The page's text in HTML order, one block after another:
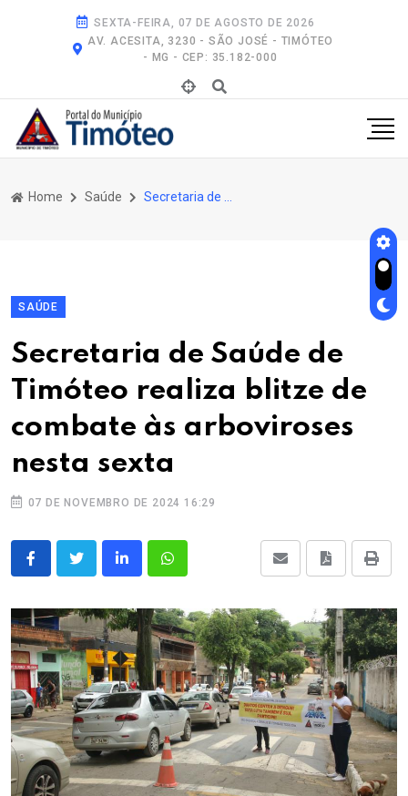
SEXTA-FEIRA, 07 DE AGOSTO DE 2026
AV. ACESITA, 3230 - SÃO JOSÉ - TIMÓTEO
- MG - CEP: 35.182-000
Home Saúde
SAÚDE
Secretaria de Saúde de
Timóteo realiza blitze de
combate às arboviroses
nesta sexta
07 DE NOVEMBRO DE 2024 16:29